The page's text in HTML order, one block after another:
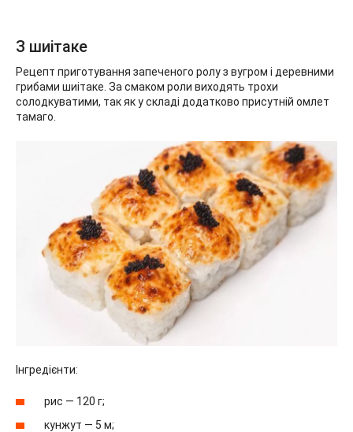
З шиітаке
Рецепт приготування запеченого ролу з вугром і деревними
грибами шиітаке. За смаком роли виходять трохи
солодкуватими, так як у складі додатково присутній омлет
тамаго.
Інгредієнти:
рис — 120 г;
кунжут — 5 м;